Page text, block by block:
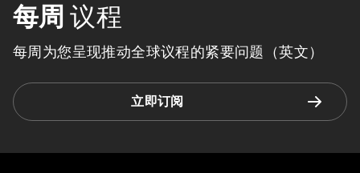
每周 议程
每周为您呈现推动全球议程的紧要问题（英文）
立即订阅